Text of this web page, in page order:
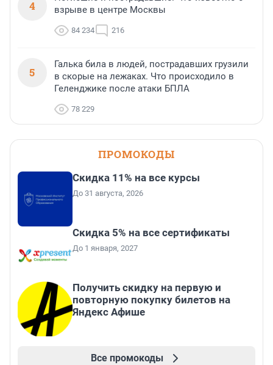
4
взрыве в центре Москвы
84 234 216
5
Галька била в людей, пострадавших грузили
в скорые на лежаках. Что происходило в
Геленджике после атаки БПЛА
78 229
ПРОМОКОДЫ
Скидка 11% на все курсы
До 31 августа, 2026
Скидка 5% на все сертификаты
До 1 января, 2027
Получить скидку на первую и
повторную покупку билетов на
Яндекс Афише
Все промокоды